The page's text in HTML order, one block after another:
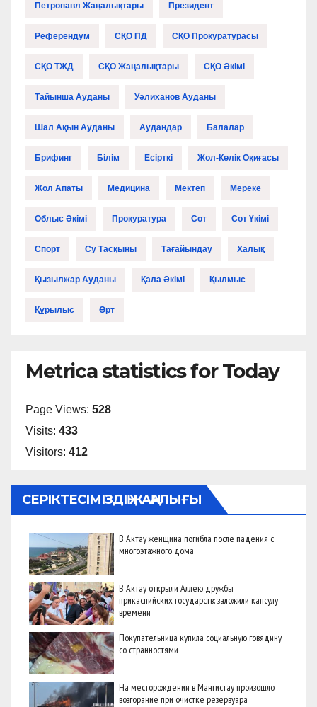
Петропавл Жаңалықтары Президент
Референдум СҚО ПД СҚО Прокуратурасы
СҚО ТЖД СҚО Жаңалықтары СҚО Әкімі
Тайынша Ауданы Уәлиханов Ауданы
Шал Ақын Ауданы Аудандар Балалар
Брифинг Білім Есірткі Жол-Көлік Оқиғасы
Жол Апаты Медицина Мектеп Мереке
Облыс Әкімі Прокуратура Сот Сот Үкімі
Спорт Су Тасқыны Тағайындау Халық
Қызылжар Ауданы Қала Әкімі Қылмыс
Құрылыс Өрт
Metrica statistics for Today
Page Views: 528
Visits: 433
Visitors: 412
СЕРІКТЕСІМІЗДІҢ ЖАҢАЛЫҒЫ
В Актау женщина погибла после падения с
многоэтажного дома
В Актау открыли Аллею дружбы
прикаспийских государств: заложили капсулу
времени
Покупательница купила социальную говядину
со странностями
На месторождении в Мангистау произошло
возгорание при очистке резервуара